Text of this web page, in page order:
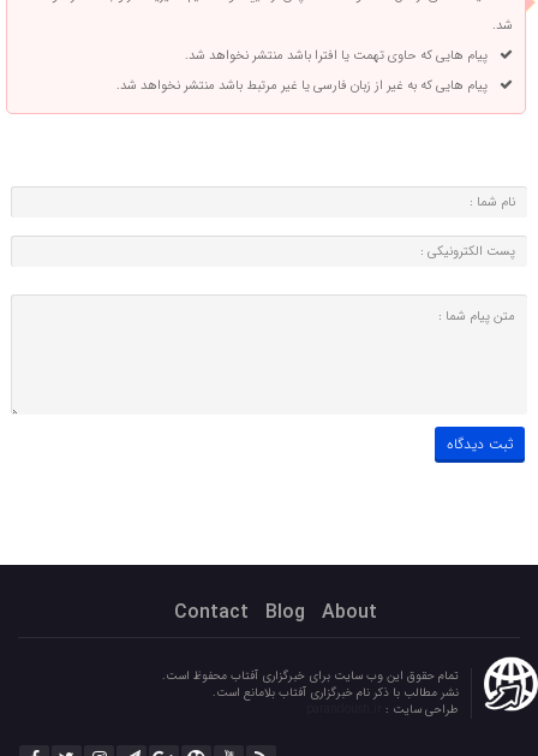
شد.
پیام هایی که حاوی تهمت یا افترا باشد منتشر نخواهد شد.
پیام هایی که به غیر از زبان فارسی یا غیر مرتبط باشد منتشر نخواهد شد.
About
Blog
Contact
تمام حقوق این وب سایت برای خبرگزاری آفتاب محفوظ است.
نشر مطالب با ذکر نام خبرگزاری آفتاب بلامانع است.
طراحی سایت :